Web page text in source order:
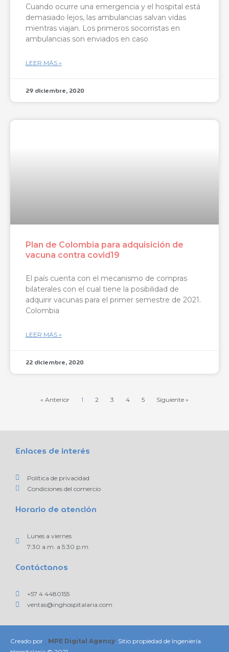
Cuando ocurre una emergencia y el hospital está
demasiado lejos, las ambulancias salvan vidas
mientras viajan. Los primeros socorristas en
ambulancias son enviados en caso
LEER MÁS »
29 diciembre, 2020
Plan de Colombia para adquisición de
vacuna contra covid19
El país cuenta con el mecanismo de compras
bilaterales con el cual tiene la posibilidad de
adquirir vacunas para el primer semestre de 2021.
Colombia
LEER MÁS »
22 diciembre, 2020
« Anterior 1 2 3 4 5 Siguiente »
Enlaces de interés
Política de privacidad
Condiciones del comercio
Horario de atención
Lunes a viernes
7:30 a.m. a 5:30 p.m.
Contáctanos
+57 4 4480155
ventas@inghospitalaria.com
Creado por MPE Digital Agency. Sitio propiedad de Ingeniería